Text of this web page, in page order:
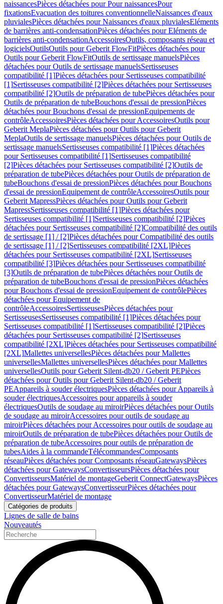
naissancesPièces détachées pour Pour naissancesPour
fixationsEvacuation des toitures conventionnelleNaissances d'eaux
pluvialesPièces détachées pour Naissances d'eaux pluvialesEléments
de barrières anti-condensationPièces détachées pour Eléments de
barrières anti-condensationAccessoiresOutils, composants réseau et
logicielsOutilsOutils pour Geberit FlowFitPièces détachées pour
Outils pour Geberit FlowFitOutils de sertissage manuelsPièces
détachées pour Outils de sertissage manuelsSertisseuses
compatibilité [1]Pièces détachées pour Sertisseuses compatibilité
[1]Sertisseuses compatibilité [2]Pièces détachées pour Sertisseuses
compatibilité [2]Outils de préparation de tubePièces détachées pour
Outils de préparation de tubeBouchons d'essai de pressionPièces
détachées pour Bouchons d'essai de pressionEquipements de
contrôleAccessoiresPièces détachées pour AccessoiresOutils pour
Geberit MeplaPièces détachées pour Outils pour Geberit
MeplaOutils de sertissage manuelsPièces détachées pour Outils de
sertissage manuelsSertisseuses compatibilité [1]Pièces détachées
pour Sertisseuses compatibilité [1]Sertisseuses compatibilité
[2]Pièces détachées pour Sertisseuses compatibilité [2]Outils de
préparation de tubePièces détachées pour Outils de préparation de
tubeBouchons d'essai de pressionPièces détachées pour Bouchons
d'essai de pressionEquipement de contrôleAccessoiresOutils pour
Geberit MapressPièces détachées pour Outils pour Geberit
MapressSertisseuses compatibilité [1]Pièces détachées pour
Sertisseuses compatibilité [1]Sertisseuses compatibilité [2]Pièces
détachées pour Sertisseuses compatibilité [2]Compatibilité des outils
de sertissage [1] / [2]Pièces détachées pour Compatibilité des outils
de sertissage [1] / [2]Sertisseuses compatibilité [2XL]Pièces
détachées pour Sertisseuses compatibilité [2XL]Sertisseuses
compatibilité [3]Pièces détachées pour Sertisseuses compatibilité
[3]Outils de préparation de tubePièces détachées pour Outils de
préparation de tubeBouchons d'essai de pressionPièces détachées
pour Bouchons d'essai de pressionEquipement de contrôlePièces
détachées pour Equipement de
contrôleAccessoiresSertisseusesPièces détachées pour
SertisseusesSertisseuses compatibilité [1]Pièces détachées pour
Sertisseuses compatibilité [1]Sertisseuses compatibilité [2]Pièces
détachées pour Sertisseuses compatibilité [2]Sertisseuses
compatibilité [2XL]Pièces détachées pour Sertisseuses compatibilité
[2XL]Mallettes universellesPièces détachées pour Mallettes
universellesMallettes universellesPièces détachées pour Mallettes
universellesOutils pour Geberit Silent-db20 / Geberit PEPièces
détachées pour Outils pour Geberit Silent-db20 / Geberit
PEAppareils à souder électriquesPièces détachées pour Appareils à
souder électriquesAccessoires pour appareils à souder
électriquesOutils de soudage au miroirPièces détachées pour Outils
de soudage au miroirAccessoires pour outils de soudage au
miroirPièces détachées pour Accessoires pour outils de soudage au
miroirOutils de préparation de tubePièces détachées pour Outils de
préparation de tubeAccessoires pour outils de préparation de
tubesAides à la commandeTélécommandesComposants
réseauPièces détachées pour Composants réseauGatewaysPièces
détachées pour GatewaysConvertisseursPièces détachées pour
ConvertisseursMatériel de montageGeberit ConnectGatewaysPièces
détachées pour GatewaysConvertisseurPièces détachées pour
ConvertisseurMatériel de montage
Catégories de produits
Lignes de salle de bains
Nouveautés